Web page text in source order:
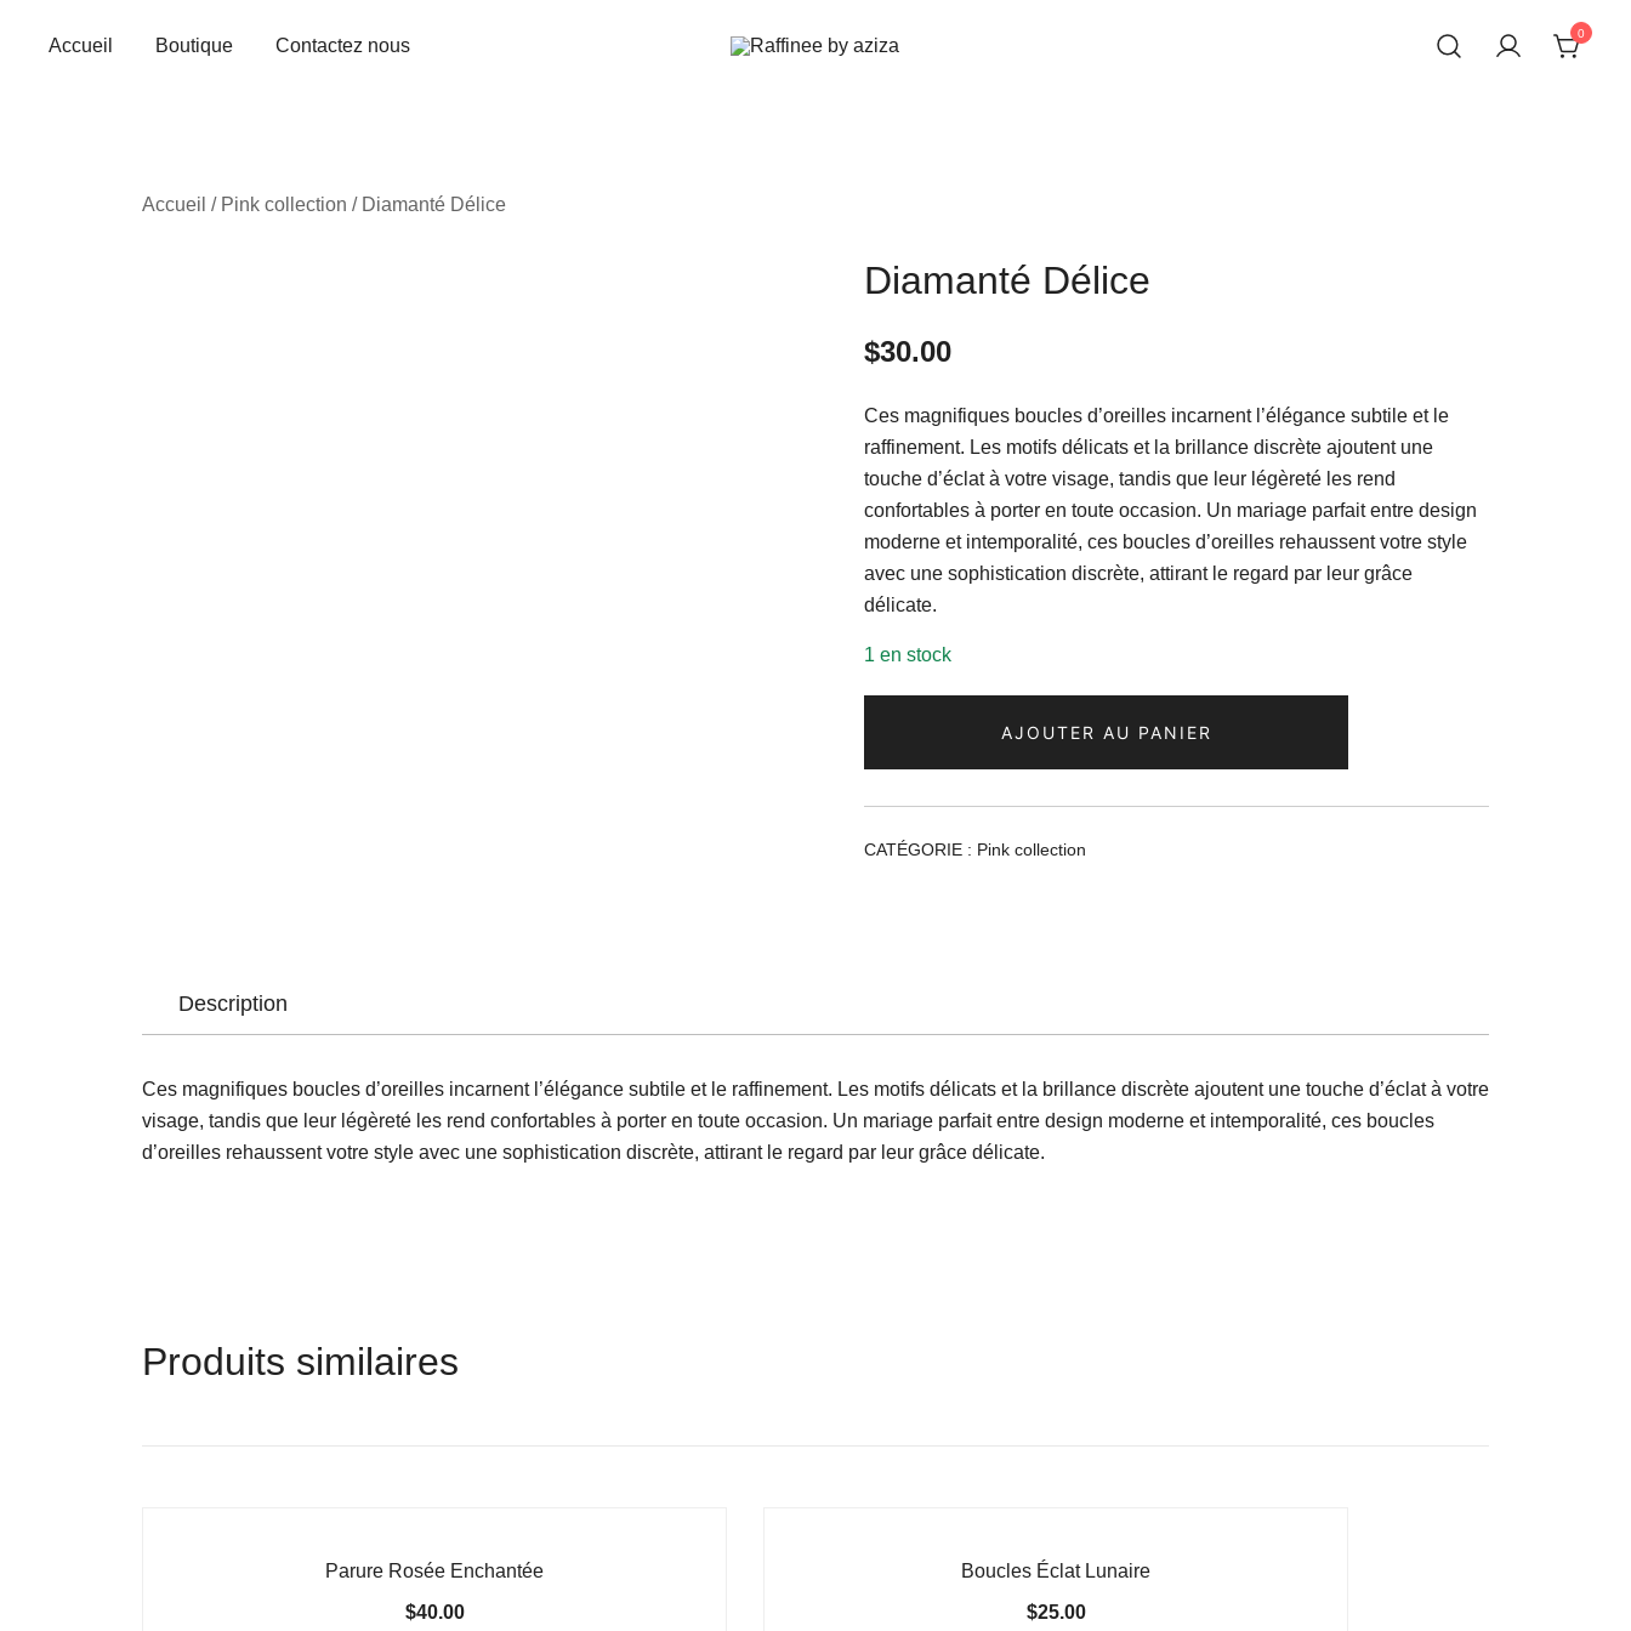
Accueil Boutique Contactez nous
0
Accueil / Pink collection / Diamanté Délice
Diamanté Délice
$30.00
Ces magnifiques boucles d’oreilles incarnent l’élégance subtile et le
raffinement. Les motifs délicats et la brillance discrète ajoutent une
touche d’éclat à votre visage, tandis que leur légèreté les rend
confortables à porter en toute occasion. Un mariage parfait entre design
moderne et intemporalité, ces boucles d’oreilles rehaussent votre style
avec une sophistication discrète, attirant le regard par leur grâce
délicate.
1 en stock
AJOUTER AU PANIER
CATÉGORIE : Pink collection
Description
Ces magnifiques boucles d’oreilles incarnent l’élégance subtile et le raffinement. Les motifs délicats et la brillance discrète ajoutent une touche d’éclat à votre
visage, tandis que leur légèreté les rend confortables à porter en toute occasion. Un mariage parfait entre design moderne et intemporalité, ces boucles
d’oreilles rehaussent votre style avec une sophistication discrète, attirant le regard par leur grâce délicate.
Produits similaires
Parure Rosée Enchantée
$40.00
Boucles Éclat Lunaire
$25.00